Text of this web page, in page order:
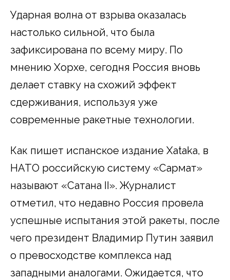
Ударная волна от взрыва оказалась
настолько сильной, что была
зафиксирована по всему миру. По
мнению Хорхе, сегодня Россия вновь
делает ставку на схожий эффект
сдерживания, используя уже
современные ракетные технологии.
Как пишет испанское издание Xataka, в
НАТО российскую систему «Сармат»
называют «Сатана II». Журналист
отметил, что недавно Россия провела
успешные испытания этой ракеты, после
чего президент Владимир Путин заявил
о превосходстве комплекса над
западными аналогами. Ожидается, что